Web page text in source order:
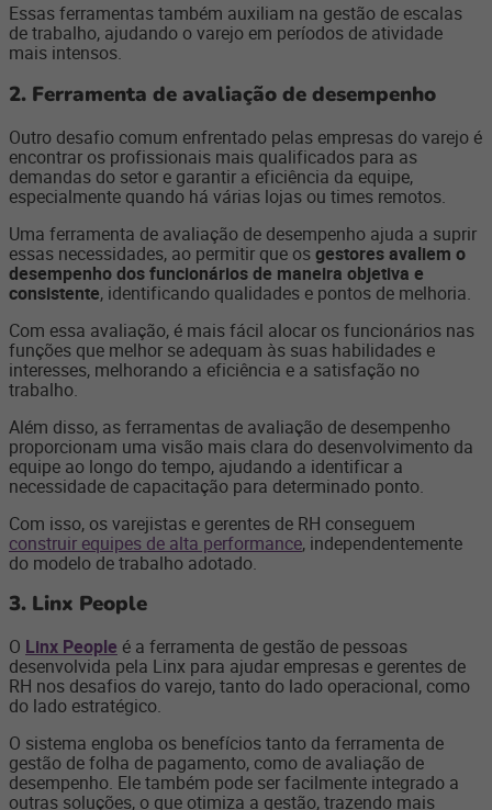
Essas ferramentas também auxiliam na gestão de escalas
de trabalho, ajudando o varejo em períodos de atividade
mais intensos.
2. Ferramenta de avaliação de desempenho
Outro desafio comum enfrentado pelas empresas do varejo é
encontrar os profissionais mais qualificados para as
demandas do setor e garantir a eficiência da equipe,
especialmente quando há várias lojas ou times remotos.
Uma ferramenta de avaliação de desempenho ajuda a suprir
essas necessidades, ao permitir que osgestores avaliem o
desempenho dos funcionários de maneira objetiva e
consistente, identificando qualidades e pontos de melhoria.
Com essa avaliação, é mais fácil alocar os funcionários nas
funções que melhor se adequam às suas habilidades e
interesses, melhorando a eficiência e a satisfação no
trabalho.
Além disso, as ferramentas de avaliação de desempenho
proporcionam uma visão mais clara do desenvolvimento da
equipe ao longo do tempo, ajudando a identificar a
necessidade de capacitação para determinado ponto.
Com isso, os varejistas e gerentes de RH conseguem
construir equipes de alta performance, independentemente
do modelo de trabalho adotado.
3. Linx People
O Linx People é a ferramenta de gestão de pessoas
desenvolvida pela Linx para ajudar empresas e gerentes de
RH nos desafios do varejo, tanto do lado operacional, como
do lado estratégico.
O sistema engloba os benefícios tanto da ferramenta de
gestão de folha de pagamento, como de avaliação de
desempenho. Ele também pode ser facilmente integrado a
outras soluções, o que otimiza a gestão, trazendo mais